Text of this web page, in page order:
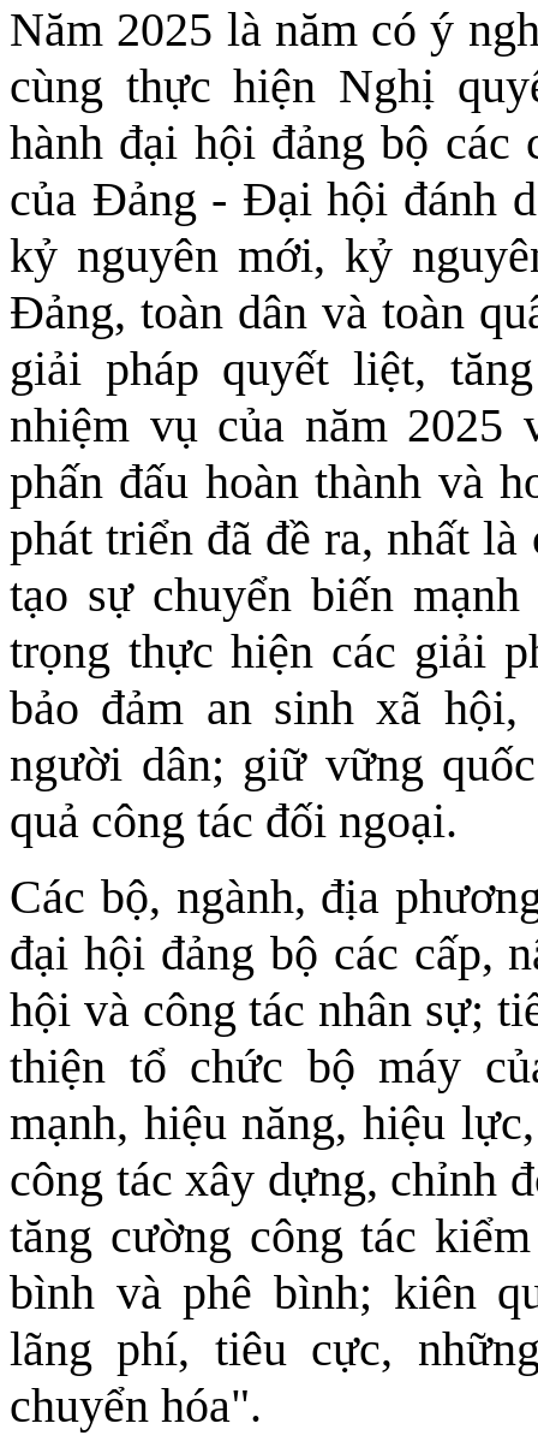
Năm 2025 là năm có ý
cùng thực hiện Nghị
hành đại hội đảng bộ
của Ðảng - Ðại hội đánh
kỷ nguyên mới, kỷ
Ðảng, toàn dân và toàn
giải pháp quyết liệt,
nhiệm vụ của năm 2025
phấn đấu hoàn thành và
phát triển đã đề ra, nhất
tạo sự chuyển biến
trọng thực hiện các giải
bảo đảm an sinh xã
người dân; giữ vững
quả công tác đối ngoại.
Các bộ, ngành, địa
đại hội đảng bộ các cấp,
hội và công tác nhân sự;
thiện tổ chức bộ máy
mạnh, hiệu năng, hiệu
công tác xây dựng, chỉnh
tăng cường công tác
bình và phê bình; kiên
lãng phí, tiêu cực,
chuyển hóa".